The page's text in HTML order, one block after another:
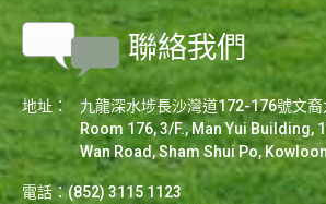
聯絡我們
地址：
九龍深水埗長沙灣道172-176號文裔
Room 176, 3/F., Man Yui Building,
Wan Road, Sham Shui Po,
電話：(852) 3115 1123